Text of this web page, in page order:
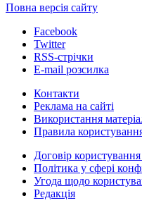
Повна версія сайту
Facebook
Twitter
RSS-стрічки
E-mail розсилка
Контакти
Реклама на сайті
Використання
Правила
Договір
Політика у сфері
Угода щодо
Редакція